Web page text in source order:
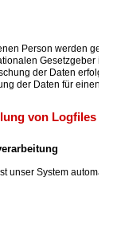
Person werden
Gesetzgeber in
der Daten
der Daten für einen
von Logfiles
unser System